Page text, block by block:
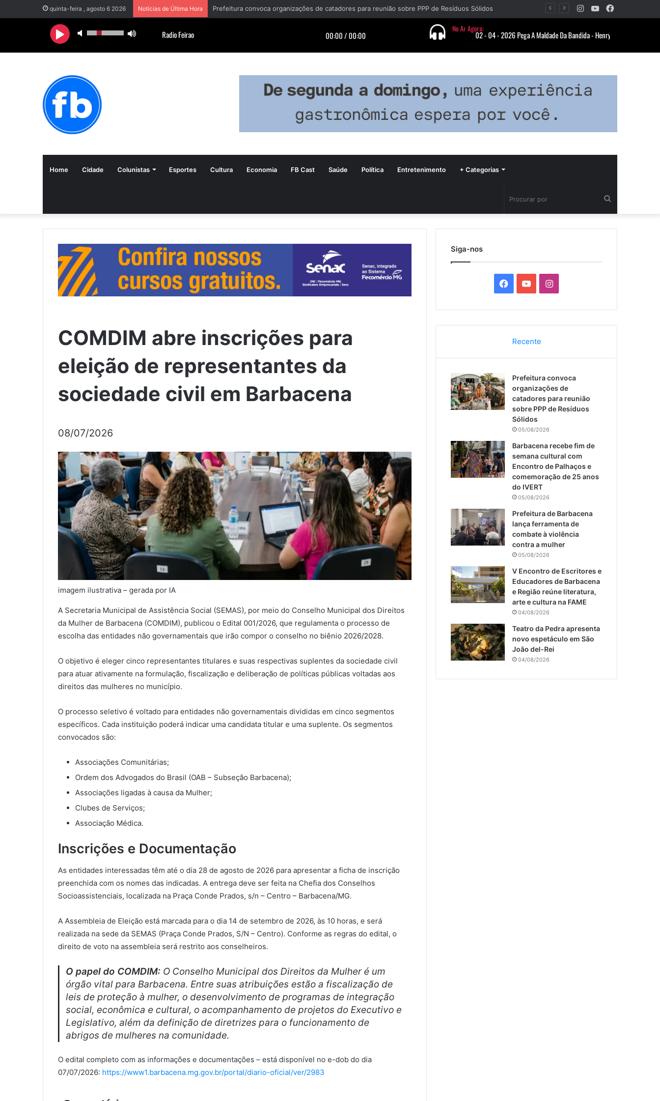
quinta-feira , agosto 6 2026 Notícias de Última Hora YouTube
Instagram
Home Cidade Colunistas Esportes Cultura Economia FB Cast Saúde Política Entretenimento + Categorias
por
COMDIM abre inscrições para
eleição de representantes da
sociedade civil em Barbacena
08/07/2026
imagem ilustrativa – gerada por IA
A Secretaria Municipal de Assistência Social (SEMAS), por meio do Conselho Municipal dos Direitos
da Mulher de Barbacena (COMDIM), publicou o Edital 001/2026, que regulamenta o processo de
escolha das entidades não governamentais que irão compor o conselho no biênio 2026/2028.
O objetivo é eleger cinco representantes titulares e suas respectivas suplentes da sociedade civil
para atuar ativamente na formulação, fiscalização e deliberação de políticas públicas voltadas aos
direitos das mulheres no município.
O processo seletivo é voltado para entidades não governamentais divididas em cinco segmentos
específicos. Cada instituição poderá indicar uma candidata titular e uma suplente. Os segmentos
convocados são:
Associações Comunitárias;
Ordem dos Advogados do Brasil (OAB – Subseção Barbacena);
Associações ligadas à causa da Mulher;
Clubes de Serviços;
Associação Médica.
Inscrições e Documentação
As entidades interessadas têm até o dia 28 de agosto de 2026 para apresentar a ficha de inscrição
preenchida com os nomes das indicadas. A entrega deve ser feita na Chefia dos Conselhos
Socioassistenciais, localizada na Praça Conde Prados, s/n – Centro – Barbacena/MG.
A Assembleia de Eleição está marcada para o dia 14 de setembro de 2026, às 10 horas, e será
realizada na sede da SEMAS (Praça Conde Prados, S/N – Centro). Conforme as regras do edital, o
direito de voto na assembleia será restrito aos conselheiros.
O papel do COMDIM: O Conselho Municipal dos Direitos da Mulher é um
órgão vital para Barbacena. Entre suas atribuições estão a fiscalização de
leis de proteção à mulher, o desenvolvimento de programas de integração
social, econômica e cultural, o acompanhamento de projetos do Executivo e
Legislativo, além da definição de diretrizes para o funcionamento de
abrigos de mulheres na comunidade.
O edital completo com as informações e documentações – está disponível no e-dob do dia
07/07/2026: https://www1.barbacena.mg.gov.br/portal/diario-oficial/ver/2983
Siga-nos
c
e
b
o
o
k
u
T
u
b
e
I
s
a
g
r
Recente
Prefeitura convoca
organizações de
catadores para reunião
sobre PPP de Resíduos
Sólidos
05/08/2026
Barbacena recebe fim de
semana cultural com
Encontro de Palhaços e
comemoração de 25 anos
do IVERT
05/08/2026
Prefeitura de Barbacena
lança ferramenta de
combate à violência
contra a mulher
05/08/2026
V Encontro de Escritores e
Educadores de Barbacena
e Região reúne literatura,
arte e cultura na FAME
04/08/2026
Teatro da Pedra apresenta
novo espetáculo em São
João del-Rei
04/08/2026